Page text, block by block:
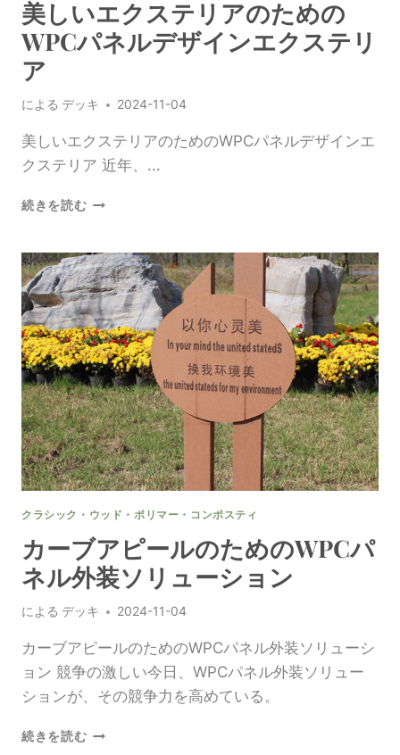
ン
の
利
点
を
理
す
美しいエクステリアのための
WPCパネルデザインエクステリ
ア
による デッキ 2024-11-04
美しいエクステリアのためのWPCパネルデザインエ
クステリア 近年、...
続きを読む美
エ
ク
ス
テ
リ
ア
の
た
め
の
WPC
パ
ネ
デ
ザ
イ
ン
エ
ク
テ
リ
クラシック・ウッド・ポリマー・コンポスティ
カーブアピールのためのWPCパ
ネル外装ソリューション
による デッキ 2024-11-04
カーブアピールのためのWPCパネル外装ソリューシ
ョン 競争の激しい今日、WPCパネル外装ソリュー
ションが、その競争力を高めている。
続きを読むカ